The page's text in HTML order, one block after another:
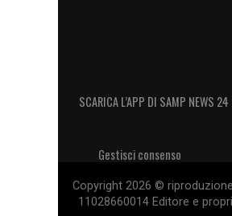
SCARICA L’APP DI SAMP NEWS 24
Gestisci consenso
Copyright 2026 ©
11028660014 Editore e